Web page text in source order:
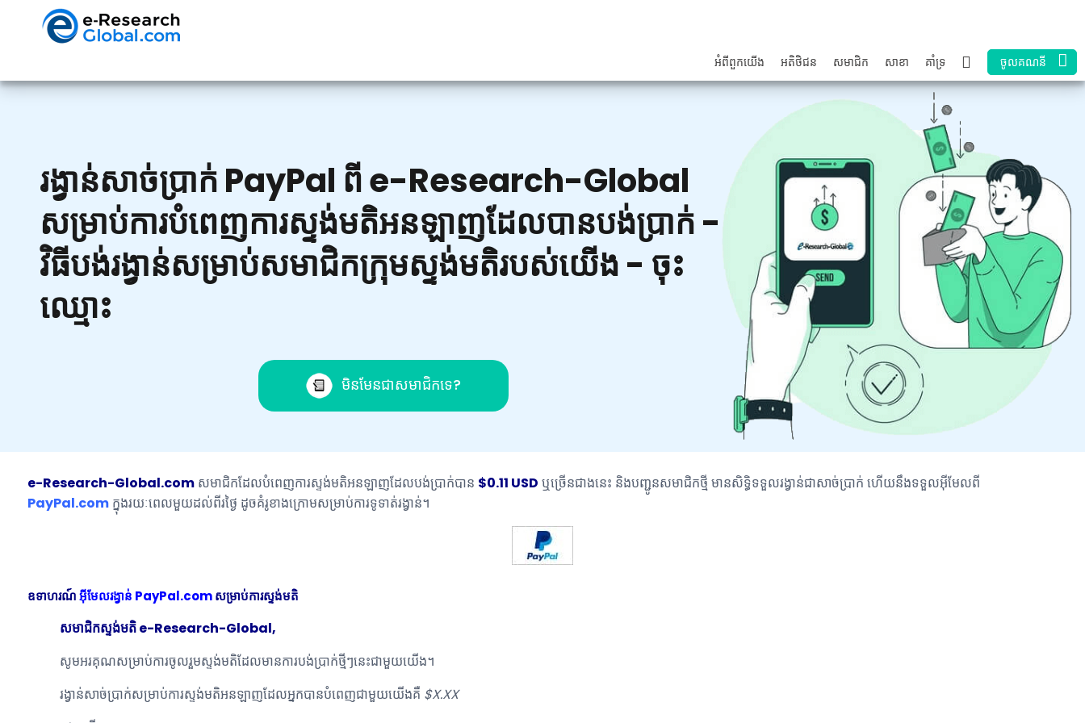
អំពី​ពួក​យើង អតិថិជន សមាជិក សាខា គាំទ្រ ចូលគណនី
រង្វាន់សាច់ប្រាក់ PayPal ពី e-Research-Global
សម្រាប់ការបំពេញការស្ទង់មតិអនឡាញដែលបានបង់ប្រាក់ -
វិធីបង់រង្វាន់សម្រាប់សមាជិកក្រុមស្ទង់មតិរបស់យើង - ចុះ
ឈ្មោះ
មិនមែនជាសមាជិកទេ?
e-Research-Global.comសមាជិកដែលបំពេញការស្ទង់មតិអនឡាញដែលបង់ប្រាក់បាន $0.11 USD ឬច្រើនជាងនេះ និងបញ្ជូនសមាជិកថ្មី មានសិទ្ធិទទួលរង្វាន់ជាសាច់ប្រាក់ ហើយនឹងទទួលអ៊ីមែលពី
PayPal.comក្នុងរយៈពេលមួយដល់ពីរថ្ងៃ ដូចគំរូខាងក្រោមសម្រាប់ការទូទាត់រង្វាន់។
ឧទាហរណ៍អ៊ីមែលរង្វាន់ PayPal.comសម្រាប់ការស្ទង់មតិ
សមាជិកស្ទង់មតិ e-Research-Global,
សូមអរគុណសម្រាប់ការចូលរួមស្ទង់មតិដែលមានការបង់ប្រាក់ថ្មីៗនេះជាមួយយើង។
រង្វាន់សាច់ប្រាក់សម្រាប់ការស្ទង់មតិអនឡាញដែលអ្នកបានបំពេញជាមួយយើងគឺ $X.XX